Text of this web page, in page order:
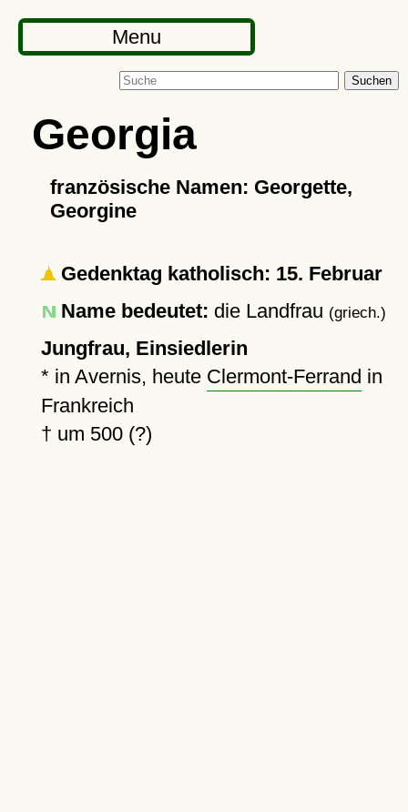
Menu
Suchen
Georgia
französische Namen: Georgette,
Georgine
Gedenktag katholisch: 15. Februar
Name bedeutet: die Landfrau (griech.)
Jungfrau, Einsiedlerin
* in Avernis, heute Clermont-Ferrand in
Frankreich
† um 500 (?)